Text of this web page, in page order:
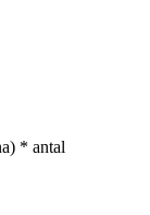
* antal